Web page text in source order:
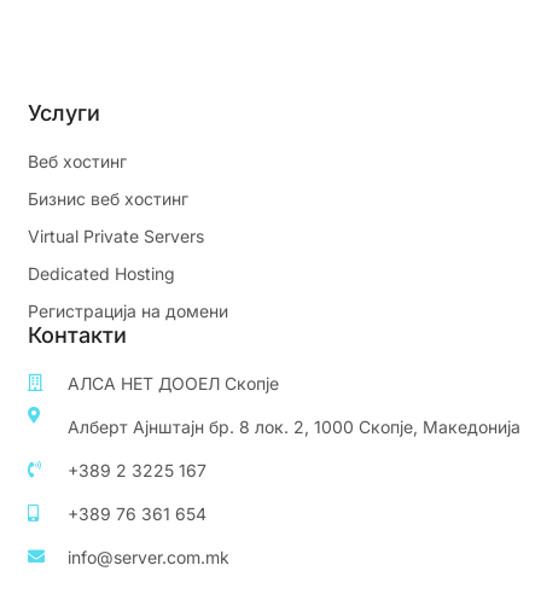
Услуги
Веб хостинг
Бизнис веб хостинг
Virtual Private Servers
Dedicated Hosting
Регистрација на домени
Контакти
АЛСА НЕТ ДООЕЛ Скопје
Алберт Ајнштајн бр. 8 лок. 2, 1000 Скопје, Македонија
+389 2 3225 167
+389 76 361 654
info@server.com.mk